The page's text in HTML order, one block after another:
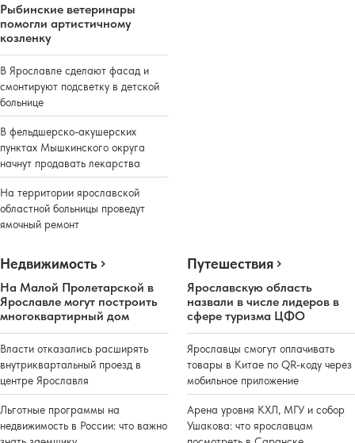
Рыбинские ветеринары
помогли артистичному
козленку
В Ярославле сделают фасад и
смонтируют подсветку в детской
больнице
В фельдшерско-акушерских
пунктах Мышкинского округа
начнут продавать лекарства
На территории ярославской
областной больницы проведут
ямочный ремонт
Недвижимость
На Малой Пролетарской в
Ярославле могут построить
многоквартирный дом
Власти отказались расширять
внутриквартальный проезд в
центре Ярославля
Льготные программы на
недвижимость в России: что важно
Путешествия
Ярославскую область
назвали в числе лидеров в
сфере туризма ЦФО
Ярославцы смогут оплачивать
товары в Китае по QR-коду через
мобильное приложение
Арена уровня КХЛ, МГУ и собор
Ушакова: что ярославцам